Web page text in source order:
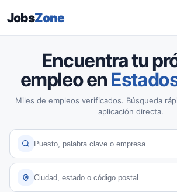
JobsZone
Encuentra tu
empleo en
Miles de empleos verificados. Búsqueda
aplicación directa.